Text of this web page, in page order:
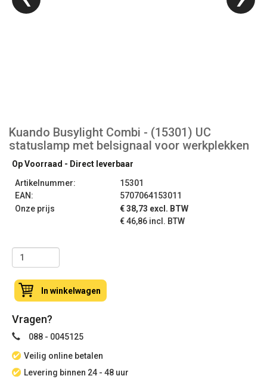
Kuando Busylight Combi - (15301) UC
statuslamp met belsignaal voor werkplekken
Op Voorraad - Direct leverbaar
Artikelnummer:
15301
EAN:
5707064153011
Onze prijs
€ 38,73 excl. BTW
€ 46,86 incl. BTW
In winkelwagen
Vragen?
088 - 0045125
Veilig online betalen
Levering binnen 24 - 48 uur